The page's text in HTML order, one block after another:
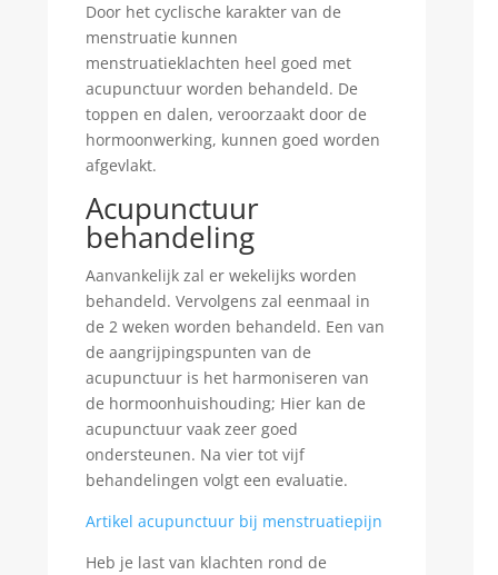
Door het cyclische karakter van de
menstruatie kunnen
menstruatieklachten heel goed met
acupunctuur worden behandeld. De
toppen en dalen, veroorzaakt door de
hormoonwerking, kunnen goed worden
afgevlakt.
Acupunctuur
behandeling
Aanvankelijk zal er wekelijks worden
behandeld. Vervolgens zal eenmaal in
de 2 weken worden behandeld. Een van
de aangrijpingspunten van de
acupunctuur is het harmoniseren van
de hormoonhuishouding; Hier kan de
acupunctuur vaak zeer goed
ondersteunen. Na vier tot vijf
behandelingen volgt een evaluatie.
Artikel acupunctuur bij menstruatiepijn
Heb je last van klachten rond de